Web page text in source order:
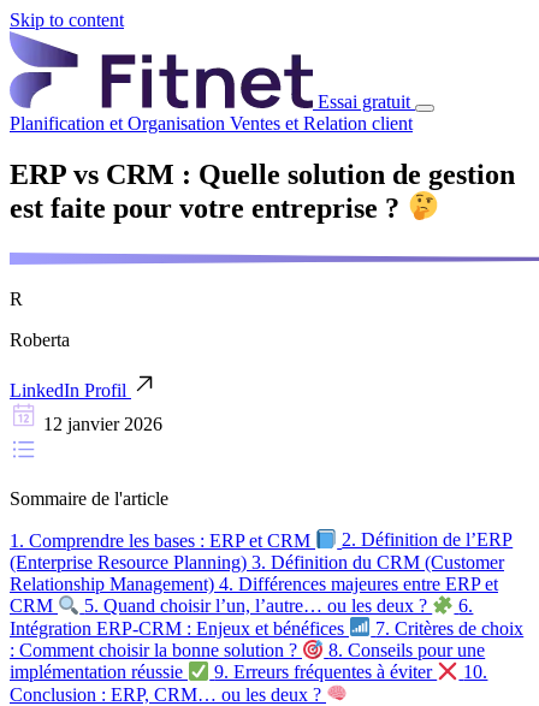
Skip to content
Essai gratuit
Planification et Organisation Ventes et Relation client
ERP vs CRM : Quelle solution de gestion
est faite pour votre entreprise ?
R
Roberta
LinkedIn Profil
12 janvier 2026
Sommaire de l'article
1. Comprendre les bases : ERP et CRM
2. Définition de l’ERP
(Enterprise Resource Planning) 3. Définition du CRM (Customer
Relationship Management) 4. Différences majeures entre ERP et
CRM
5. Quand choisir l’un, l’autre… ou les deux ?
6.
Intégration ERP-CRM : Enjeux et bénéfices
7. Critères de choix
: Comment choisir la bonne solution ?
8. Conseils pour une
implémentation réussie
9. Erreurs fréquentes à éviter
10.
Conclusion : ERP, CRM… ou les deux ?